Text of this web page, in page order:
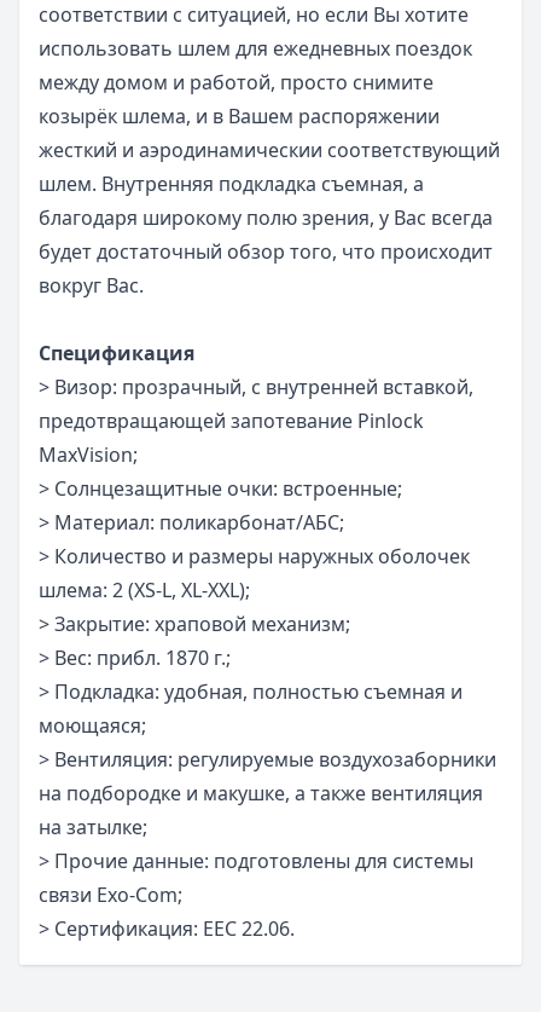
соответствии с ситуацией, но если Вы хотите
использовать шлем для ежедневных поездок
между домом и работой, просто снимите
козырёк шлема, и в Вашем распоряжении
жесткий и аэродинамическии соответствующий
шлем. Внутренняя подкладка съемная, а
благодаря широкому полю зрения, у Вас всегда
будет достаточный обзор того, что происходит
вокруг Вас.
Спецификация
> Визор: прозрачный, с внутренней вставкой,
предотвращающей запотевание Pinlock
MaxVision;
> Солнцезащитные очки: встроенные;
> Материал: поликарбонат/АБС;
> Количество и размеры наружных оболочек
шлема: 2 (XS-L, XL-XXL);
> Закрытие: храповой механизм;
> Вес: прибл. 1870 г.;
> Подкладка: удобная, полностью съемная и
моющаяся;
> Вентиляция: регулируемые воздухозаборники
на подбородке и макушке, а также вентиляция
на затылке;
> Прочие данные: подготовлены для системы
связи Exo-Com;
> Сертификация: ЕЕС 22.06.